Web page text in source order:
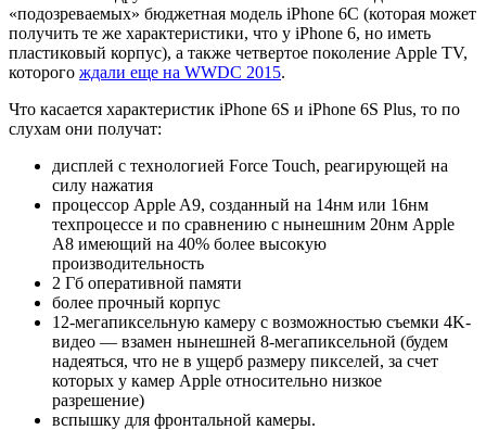
«подозреваемых» бюджетная модель iPhone 6C (которая может
получить те же характеристики, что у iPhone 6, но иметь
пластиковый корпус), а также четвертое поколение Apple TV,
которого ждали еще на WWDC 2015.
Что касается характеристик iPhone 6S и iPhone 6S Plus, то по
слухам они получат:
дисплей с технологией Force Touch, реагирующей на
силу нажатия
процессор Apple A9, созданный на 14нм или 16нм
техпроцессе и по сравнению с нынешним 20нм Apple
A8 имеющий на 40% более высокую
производительность
2 Гб оперативной памяти
более прочный корпус
12-мегапиксельную камеру с возможностью съемки 4K-
видео — взамен нынешней 8-мегапиксельной (будем
надеяться, что не в ущерб размеру пикселей, за счет
которых у камер Apple относительно низкое
разрешение)
вспышку для фронтальной камеры.